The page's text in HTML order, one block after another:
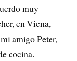
muy
en Viena,
amigo Peter,
cocina.